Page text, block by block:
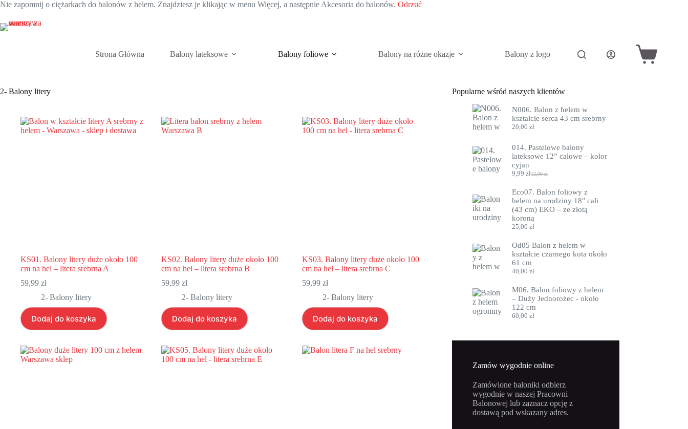
Nie zapomnij o ciężarkach do balonów z helem. Znajdziesz je klikając w menu Więcej, a następnie Akcesoria do balonów. Odrzuć
Przejdź
Strona Główna
Balony lateksowe Balony foliowe Balony na różne okazje Balony z logo Akcesoria do balonówKoszyk
2- Balony litery
KS01. Balony litery duże około 100
cm na hel – litera srebrna A
59,99 zł
2- Balony litery
Dodaj do koszyka
KS02. Balony litery duże około 100
cm na hel – litera srebrna B
59,99 zł
2- Balony litery
Dodaj do koszyka
KS03. Balony litery duże około 100
cm na hel – litera srebrna C
59,99 zł
2- Balony litery
Dodaj do koszyka
Popularne wśród naszych klientów
N006. Balon z helem w
kształcie serca 43 cm srebrny
20,00zł
014. Pastelowe balony
lateksowe 12” calowe – kolor
cyjan
12,00zł
Pierwotna
wynosiła:
12,00 zł.
9,99złAktualna
wynosi:
9,99 zł.
Eco07. Balon foliowy z
helem na urodziny 18″ cali
(43 cm) EKO – ze złotą
koroną
25,00zł
Od05 Balon z helem w
kształcie czarnego kota około
61 cm
40,00zł
M06. Balon foliowy z helem
– Duży Jednorożec - około
122 cm
60,00zł
Zamów wygodnie online
Zamówione baloniki odbierz
wygodnie w naszej Pracowni
Balonowej lub zaznacz opcję z
dostawą pod wskazany adres.